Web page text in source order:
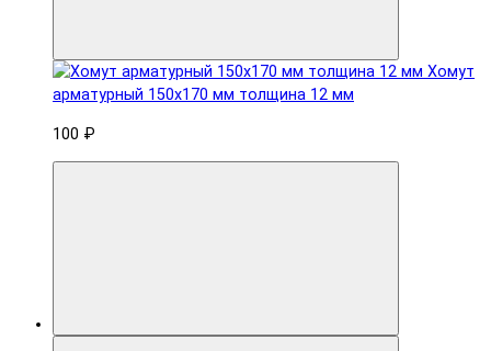
Хомут
арматурный 150x170 мм толщина 12 мм
100 ₽